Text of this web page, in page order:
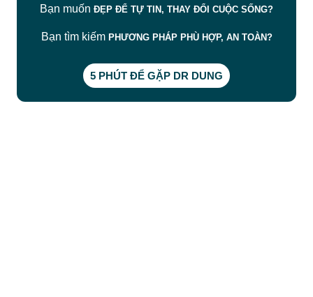
Bạn muốn ĐẸP ĐỂ TỰ TIN, THAY ĐỔI CUỘC SỐNG?
Bạn tìm kiếm PHƯƠNG PHÁP PHÙ HỢP, AN TOÀN?
5 PHÚT ĐỂ GẶP DR DUNG